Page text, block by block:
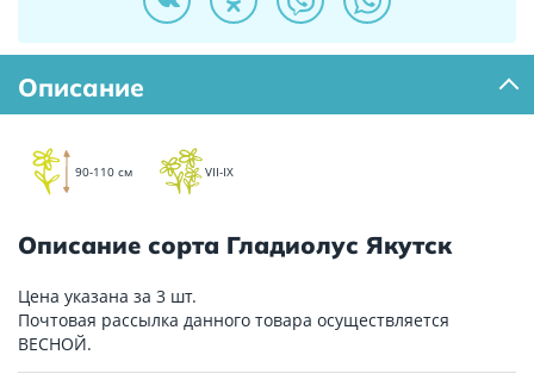
Описание
90-110 см VII-IX
Описание сорта Гладиолус Якутск
Цена указана за 3 шт.
Почтовая рассылка данного товара осуществляется
ВЕСНОЙ.